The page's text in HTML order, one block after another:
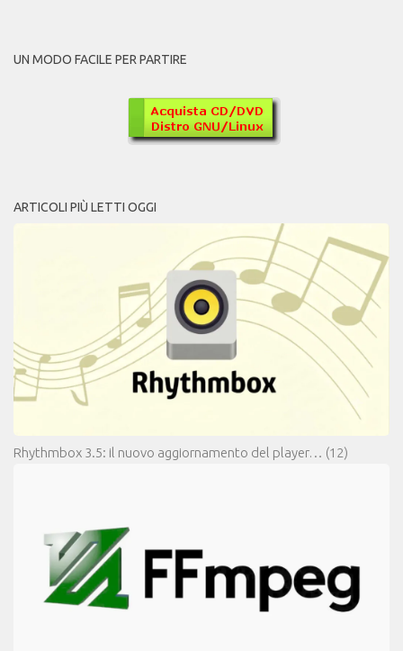
UN MODO FACILE PER PARTIRE
ARTICOLI PIÙ LETTI OGGI
Rhythmbox 3.5: il nuovo aggiornamento del player… (12)